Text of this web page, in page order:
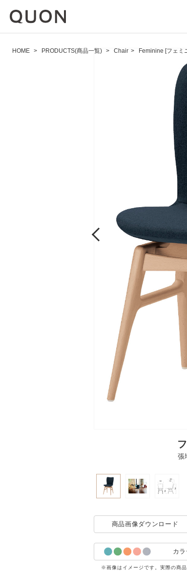
HOME > PRODUCTS(商品一覧) > Chair > Feminine [フェミ
Previous
張
商品画像ダウンロード
カ
※画像はイメージです。実際の商